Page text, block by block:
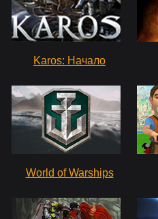
Karos: Начало
World of Warships